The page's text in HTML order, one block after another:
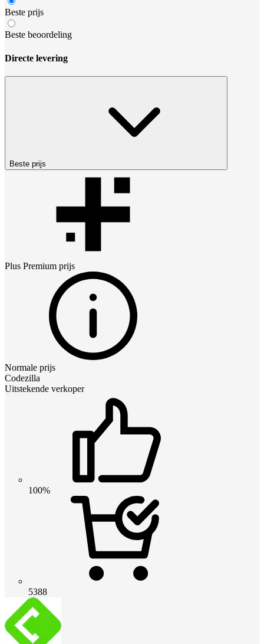
Beste prijs
Beste beoordeling
Directe levering
Beste prijs
Plus Premium prijs
Normale prijs
Codezilla
Uitstekende verkoper
100%
5388